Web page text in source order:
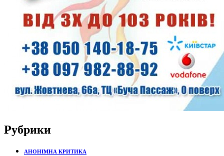
Рубрики
АНОНІМНА КРИТИКА